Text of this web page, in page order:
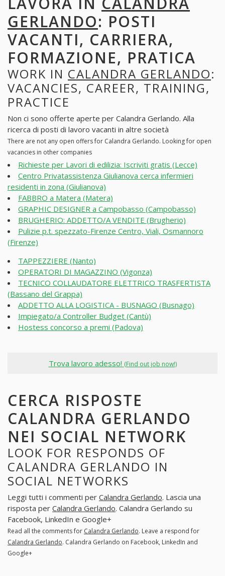
GERLANDO: POSTI
VACANTI, CARRIERA,
FORMAZIONE, PRATICA
WORK IN CALANDRA GERLANDO:
VACANCIES, CAREER, TRAINING,
PRACTICE
Non ci sono offerte aperte per Calandra Gerlando. Alla
ricerca di posti di lavoro vacanti in altre società
There are not any open offers for Calandra Gerlando. Looking for open
vacancies in other companies
Richieste per Lavori di edilizia: Iscriviti gratis (Lecce)
Centro Privatassistenza Giulianova cerca infermieri
residenti in zona (Giulianova)
FABBRO a Matera (Matera)
GRAPHIC DESIGNER a Campobasso (Campobasso)
BRUGHERIO: ADDETTO/A VENDITE (Brugherio)
Pulizie p.t. spezzato-Firenze Centro, Viali, Osmannoro
(Firenze)
TAPPEZZIERE (Nanto)
OPERATORI DI MAGAZZINO (Vigonza)
TECNICO COLLAUDATORE ELETTRICO TRASFERTISTA
(Bassano del Grappa)
ADDETTO ALLA LOGISTICA - BUSNAGO (Busnago)
Impiegato/a Controller Budget (Cantù)
Hostess concorso a premi (Padova)
Trova lavoro adesso! (Find out job now!)
CERCA RISPOSTE
CALANDRA GERLANDO
NEI SOCIAL NETWORK
LOOK FOR RESPONDS OF
CALANDRA GERLANDO IN
SOCIAL NETWORKS
Leggi tutti i commenti per Calandra Gerlando. Lascia una
risposta per Calandra Gerlando. Calandra Gerlando su
Facebook, LinkedIn e Google+
Read all the comments for Calandra Gerlando. Leave a respond for
Calandra Gerlando. Calandra Gerlando on Facebook, LinkedIn and
Google+